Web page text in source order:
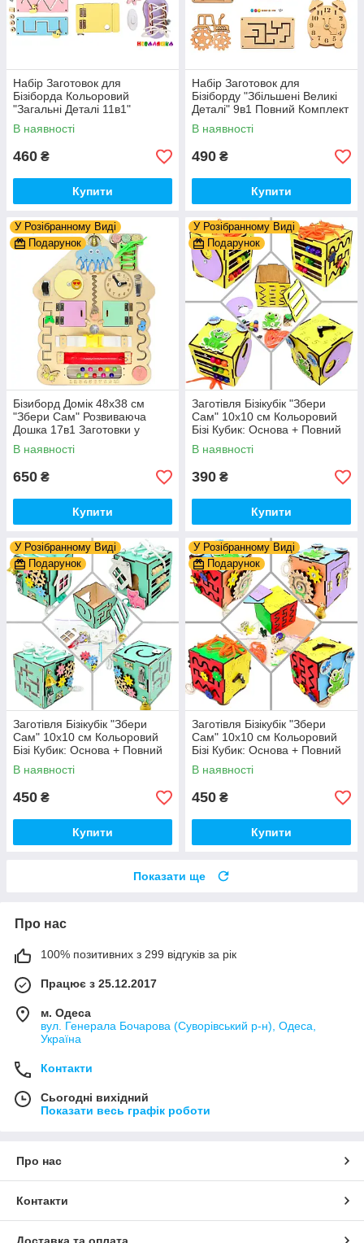
Набір Заготовок для
Бізіборда Кольоровий
"Загальні Деталі 11в1"
Базовий Комплект (+Клей,
Шурупи) Набiр Заготівель
В наявності
460 ₴
Купити
Набір Заготовок для
Бізіборду "Збільшені Великі
Деталі" 9в1 Повний Комплект
+ Всі Кріплення
В наявності
490 ₴
Купити
У Розібранному Виді
Подарунок
Бізиборд Домік 48x38 см
"Збери Сам" Розвиваюча
Дошка 17в1 Заготовки у
Разобранному вигляді +
Деталі та Фарба
В наявності
650 ₴
Купити
У Розібранному Виді
Подарунок
Заготівля Бізікубік "Збери
Сам" 10х10 см Кольоровий
Бізі Кубик: Основа + Повний
Комплект (в Розібраному
Виді) Кубік Бізи, Жовтий
В наявності
390 ₴
Купити
У Розібранному Виді
Подарунок
Заготівля Бізікубік "Збери
Сам" 10х10 см Кольоровий
Бізі Кубик: Основа + Повний
Комплект (в Розібраному
Виді) Кубік Бізи, Бірюза
В наявності
450 ₴
Купити
У Розібранному Виді
Подарунок
Заготівля Бізікубік "Збери
Сам" 10х10 см Кольоровий
Бізі Кубик: Основа + Повний
Комплект (в Розібраному
Виді) Кубік Бізи, Різнокол
В наявності
450 ₴
Купити
Показати ще
Про нас
100% позитивних з 299 відгуків за рік
Працює з 25.12.2017
м. Одеса
вул. Генерала Бочарова (Суворівський р-н), Одеса,
Україна
Контакти
Сьогодні вихідний
Показати весь графік роботи
Про нас
Контакти